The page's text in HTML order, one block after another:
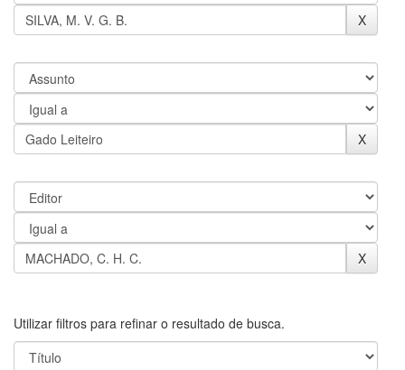
Utilizar filtros para refinar o resultado de busca.